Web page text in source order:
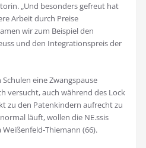
„Und besonders gefreut hat
Arbeit durch Preise
wir zum Beispiel den
und den Integrationspreis der
eine Zwangspause
versucht, auch während des Lock
zu den Patenkindern aufrecht zu
läuft, wollen die NE.ssis
Thiemann (66).